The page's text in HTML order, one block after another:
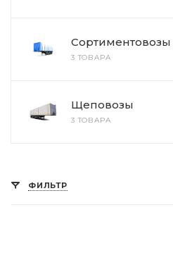
Сортиментовозы
3 ТОВАРА
Щеповозы
3 ТОВАРА
ФИЛЬТР